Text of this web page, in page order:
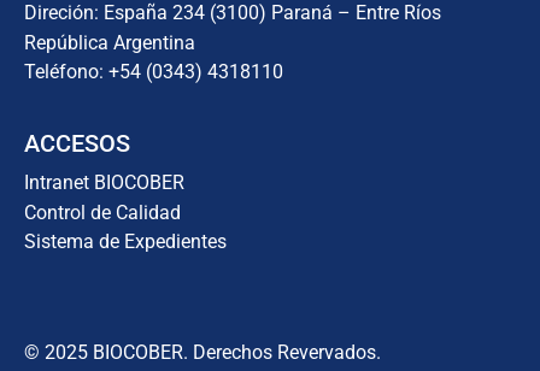
Direción: España 234 (3100) Paraná – Entre Ríos
República Argentina
Teléfono: +54 (0343) 4318110
ACCESOS
Intranet BIOCOBER
Control de Calidad
Sistema de Expedientes
© 2025 BIOCOBER. Derechos Revervados.